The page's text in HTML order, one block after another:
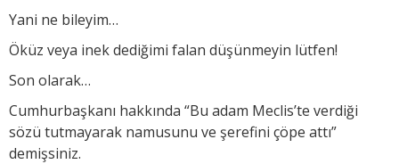
Yani ne bileyim…
Öküz veya inek dediğimi falan düşünmeyin lütfen!
Son olarak…
Cumhurbaşkanı hakkında “Bu adam Meclis’te verdiği
sözü tutmayarak namusunu ve şerefini çöpe attı”
demişsiniz.